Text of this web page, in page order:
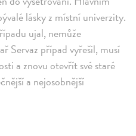
lásky z místní univerzity.
ujal, nemůže
Servaz případ vyřešil, musí
a znovu otevřít své staré
a nejosobnější